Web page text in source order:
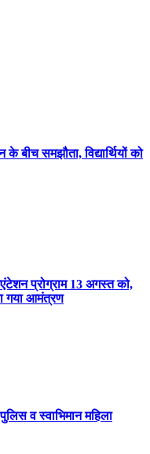
बीच समझौता, विद्यार्थियों को
प्रोग्राम 13 अगस्त को,
गया आमंत्रण
व स्वाभिमान महिला